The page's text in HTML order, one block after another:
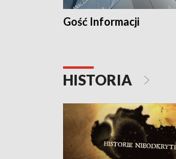
Gość Informacji
HISTORIA